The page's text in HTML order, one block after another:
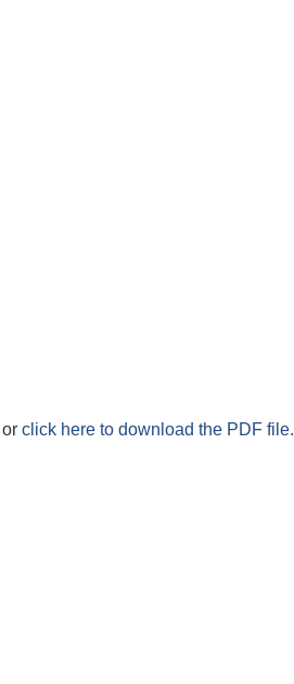
or click here to download the PDF file.